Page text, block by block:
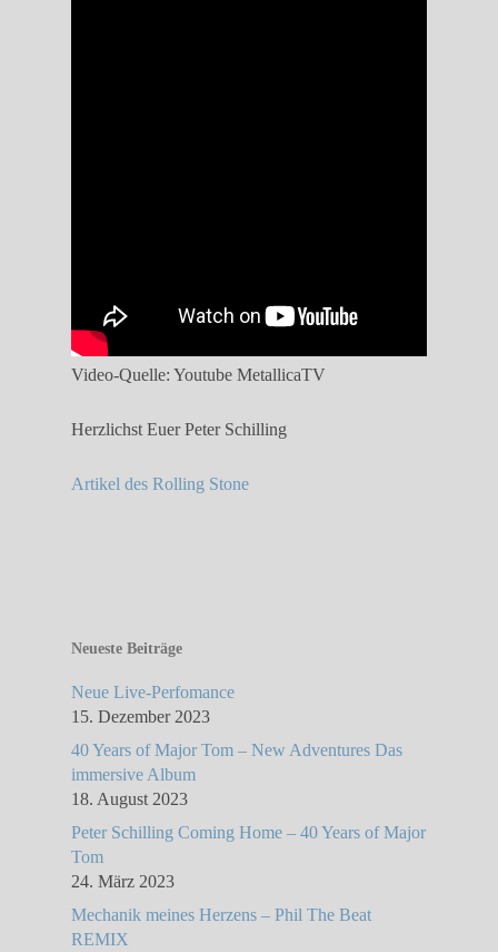
Video-Quelle: Youtube MetallicaTV
Herzlichst Euer Peter Schilling
Artikel des Rolling Stone
Neueste Beiträge
Neue Live-Perfomance
15. Dezember 2023
40 Years of Major Tom – New Adventures Das
immersive Album
18. August 2023
Peter Schilling Coming Home – 40 Years of Major
Tom
24. März 2023
Mechanik meines Herzens – Phil The Beat
REMIX